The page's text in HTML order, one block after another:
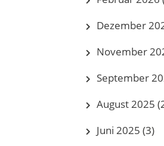
Dezember
November
September
August 2025
Juni 2025 (3)